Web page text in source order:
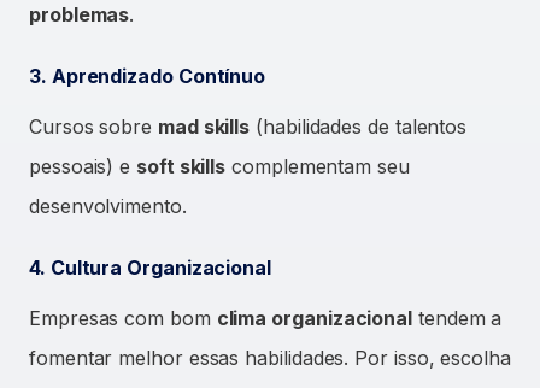
problemas.
3. Aprendizado Contínuo
Cursos sobre mad skills (habilidades de talentos
pessoais) e soft skills complementam seu
desenvolvimento.
4. Cultura Organizacional
Empresas com bom clima organizacional tendem a
fomentar melhor essas habilidades. Por isso, escolha